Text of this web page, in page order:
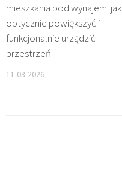
mieszkania pod wynajem: jak
optycznie powiększyć i
funkcjonalnie urządzić
przestrzeń
11-03-2026